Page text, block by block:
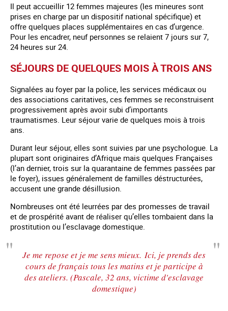
Il peut accueillir 12 femmes majeures (les mineures sont
prises en charge par un dispositif national spécifique) et
offre quelques places supplémentaires en cas d’urgence.
Pour les encadrer, neuf personnes se relaient 7 jours sur 7,
24 heures sur 24.
SÉJOURS DE QUELQUES MOIS À TROIS ANS
Signalées au foyer par la police, les services médicaux ou
des associations caritatives, ces femmes se reconstruisent
progressivement après avoir subi d’importants
traumatismes. Leur séjour varie de quelques mois à trois
ans.
Durant leur séjour, elles sont suivies par une psychologue. La
plupart sont originaires d’Afrique mais quelques Françaises
(l’an dernier, trois sur la quarantaine de femmes passées par
le foyer), issues généralement de familles déstructurées,
accusent une grande désillusion.
Nombreuses ont été leurrées par des promesses de travail
et de prospérité avant de réaliser qu’elles tombaient dans la
prostitution ou l’esclavage domestique.
Je me repose et je me sens mieux. Ici, je prends des
cours de français tous les matins et je participe à
des ateliers. (Pascale, 32 ans, victime d'esclavage
domestique)